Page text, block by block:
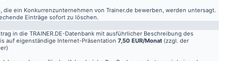
die ein Konkurrenzunternehmen von Trainer.de bewerben, werden untersagt.
Einträge sofort zu löschen.
in die TRAINER.DE-Datenbank mit ausführlicher Beschreibung des
auf eigenständige Internet-Präsentation 7,50 EUR/Monat (zzgl. der